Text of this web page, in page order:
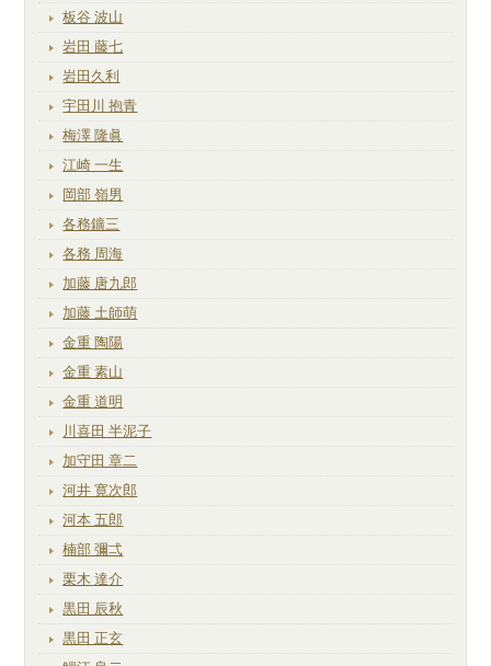
板谷 波山
岩田 藤七
岩田久利
宇田川 抱青
梅澤 隆眞
江崎 一生
岡部 嶺男
各務鑛三
各務 周海
加藤 唐九郎
加藤 土師萌
金重 陶陽
金重 素山
金重 道明
川喜田 半泥子
加守田 章二
河井 寛次郎
河本 五郎
楠部 彌弌
栗木 達介
黒田 辰秋
黒田 正玄